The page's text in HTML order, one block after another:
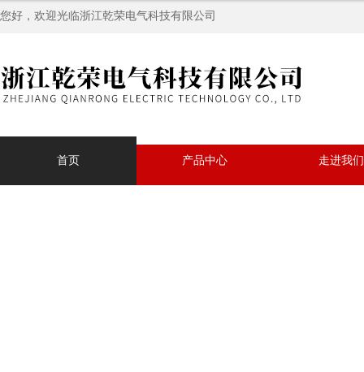
您好，欢迎光临浙江乾荣电气科技有限公司
首页 产品中心 走进我们